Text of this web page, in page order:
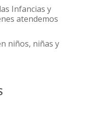
Infancias y
atendemos
niños, niñas y